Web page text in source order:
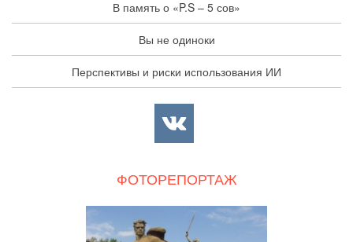
В память о «P.S – 5 сов»
Вы не одиноки
Перспективы и риски использования ИИ
ФОТОРЕПОРТАЖ